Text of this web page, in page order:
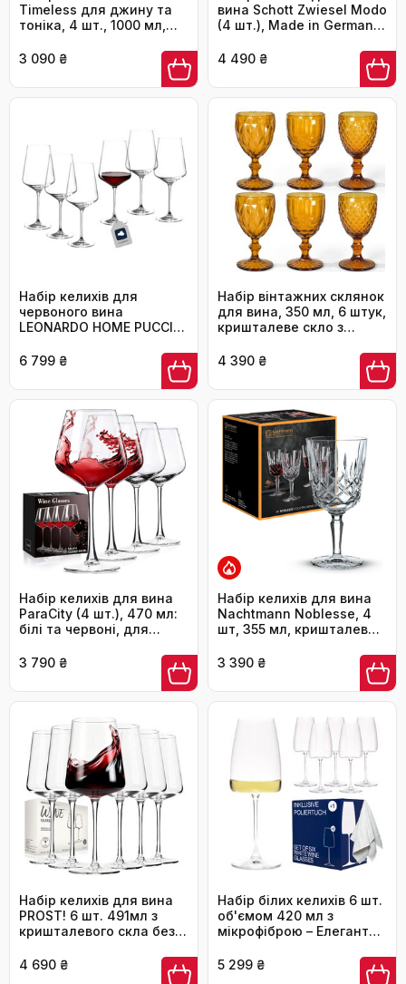
Timeless для джину та
тоніка, 4 шт., 1000 мл,
3 090 ₴
вина Schott Zwiesel Modo
(4 шт.), Made in Germany,
миття в посудомийній
4 490 ₴
Набір келихів для
червоного вина
LEONARDO HOME PUCCINI
подряпин келихи (750
посудомийній машині •
Безперечно стильні
келихи для червоного
вина • Сучасний дизайн
• Келих для червоного
вина Puccini • 069554
6 799 ₴
Набір вінтажних склянок
для вина, 350 мл, 6 штук,
кришталеве скло з
для миття в
посудомийній машині,
рожевий, бурштиновий
колір
4 390 ₴
Набір келихів для вина
ParaCity (4 шт.), 470 мл:
білі та червоні, для
3 790 ₴
Набір келихів для вина
Nachtmann Noblesse, 4
шт, 355 мл, кришталеве
посудомийній машині
3 390 ₴
Набір келихів для вина
PROST! 6 шт. 491мл з
кришталевого скла без
та білого вина, 496мл
4 690 ₴
Набір білих келихів 6 шт.
об'ємом 420 мл з
мікрофіброю – Елегантні
Aperol Spritz – придатні
5 299 ₴